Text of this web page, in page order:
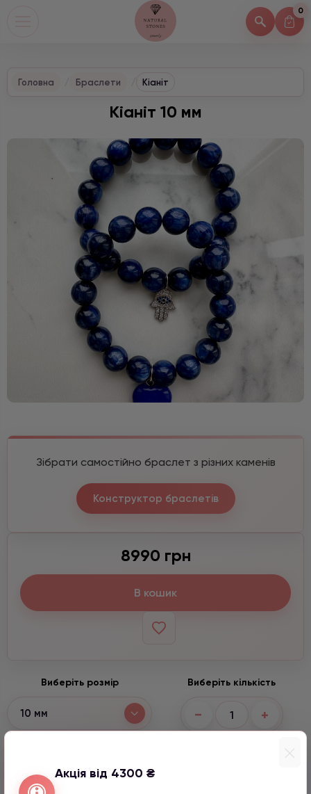
Акція від 4300 ₴
0
Головна Браслети Кіаніт
Кіаніт 10 мм
Зібрати самостійно браслет з різних каменів
Конструктор браслетів
8990 грн
В кошик
Виберіть розмір
10 мм
Виберіть кількість
− +
Серце з натурального каміння